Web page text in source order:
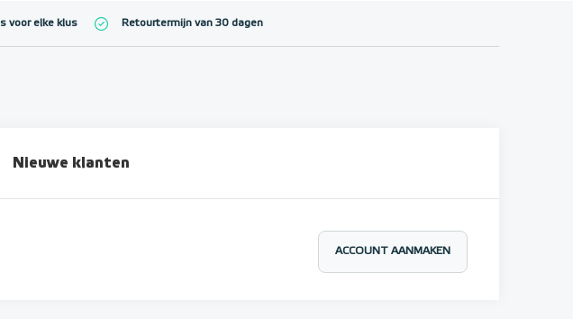
voor elke klus Retourtermijn van 30 dagen
Nieuwe klanten
ACCOUNT AANMAKEN